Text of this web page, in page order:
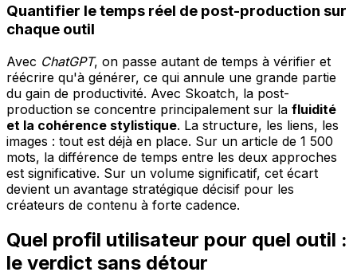
Quantifier le temps réel de post-production sur
chaque outil
Avec ChatGPT, on passe autant de temps à vérifier et
réécrire qu'à générer, ce qui annule une grande partie
du gain de productivité. Avec Skoatch, la post-
production se concentre principalement sur la fluidité
et la cohérence stylistique. La structure, les liens, les
images : tout est déjà en place. Sur un article de 1 500
mots, la différence de temps entre les deux approches
est significative. Sur un volume significatif, cet écart
devient un avantage stratégique décisif pour les
créateurs de contenu à forte cadence.
Quel profil utilisateur pour quel outil :
le verdict sans détour